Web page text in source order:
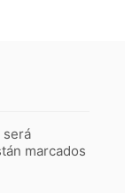
marcados